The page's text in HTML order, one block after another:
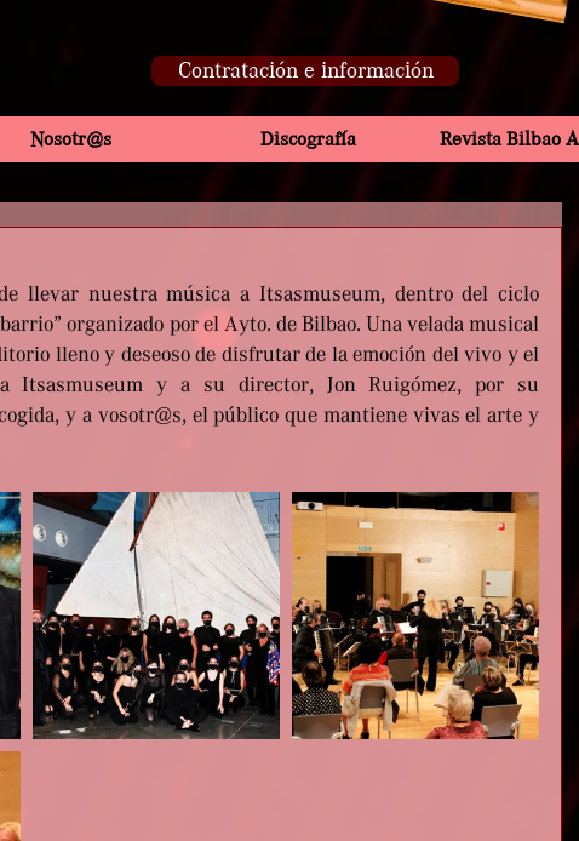
Nosotr@s Discografía Revista Bilbao
Contratación e información
llevar nuestra música a Itsasmuseum, dentro del ciclo
organizado por el Ayto. de Bilbao. Una velada musical
lleno y deseoso de disfrutar de la emoción del vivo y el
Itsasmuseum y a su director, Jon Ruigómez, por su
y a vosotr@s, el público que mantiene vivas el arte y